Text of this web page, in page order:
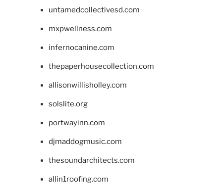
untamedcollectivesd.com
mxpwellness.com
infernocanine.com
thepaperhousecollection.com
allisonwillisholley.com
solslite.org
portwayinn.com
djmaddogmusic.com
thesoundarchitects.com
allin1roofing.com